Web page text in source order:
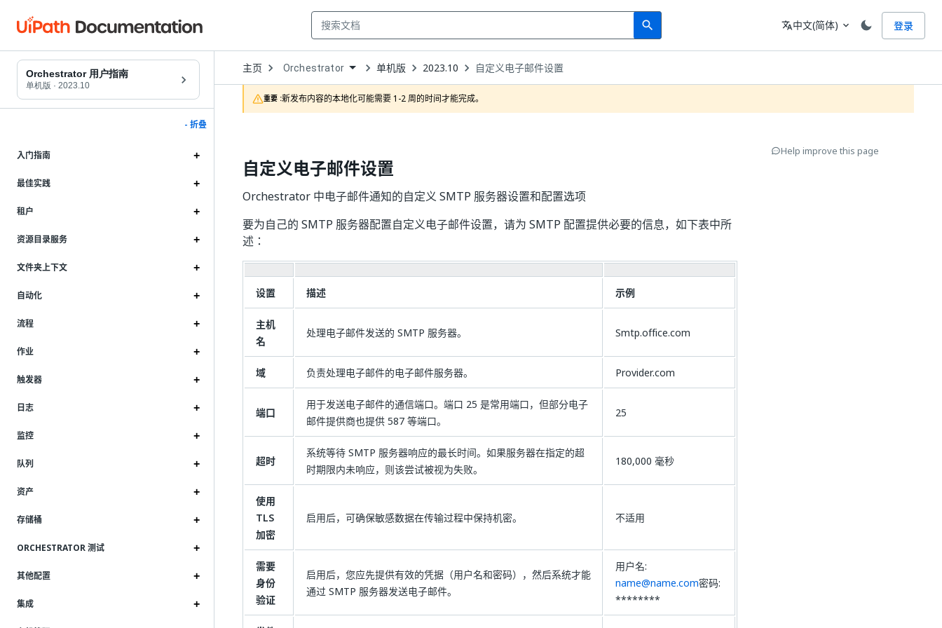
search
Search 语言
translate中文(简体) expand_more 登录
Orchestrator 用户指南
单机版 · 2023.10
- 折叠
入门指南
最佳实践
租户
资源目录服务
文件夹上下文
自动化
流程
作业
触发器
日志
监控
队列
资产
存储桶
ORCHESTRATOR 测试
其他配置
集成
主页 Open
Dropdown
to
choose
product
Orchestrator 单机版 2023.10 自定义电子邮件设置
重要 :新发布内容的本地化可能需要 1-2 周的时间才能完成。
自定义电子邮件设置
Orchestrator 中电子邮件通知的自定义 SMTP 服务器设置和配置选项
要为自己的 SMTP 服务器配置自定义电子邮件设置，请为 SMTP 配置提供必要的信息，如下表中所
述：
设置 描述 示例
主机
名
处理电子邮件发送的 SMTP 服务器。 Smtp.office.com
域 负责处理电子邮件的电子邮件服务器。 Provider.com
端口
用于发送电子邮件的通信端口。端口 25 是常用端口，但部分电子
邮件提供商也提供 587 等端口。
25
超时
系统等待 SMTP 服务器响应的最长时间。如果服务器在指定的超
时期限内未响应，则该尝试被视为失败。
180,000 毫秒
使用
TLS
加密
启用后，可确保敏感数据在传输过程中保持机密。 不适用
需要
身份
验证
启用后，您应先提供有效的凭据（用户名和密码），然后系统才能
通过 SMTP 服务器发送电子邮件。
用户名:
name@name.com密码:
********
Help improve this page